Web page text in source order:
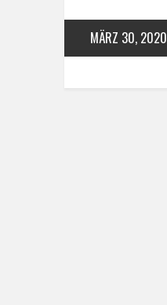
MÄRZ 30, 2020